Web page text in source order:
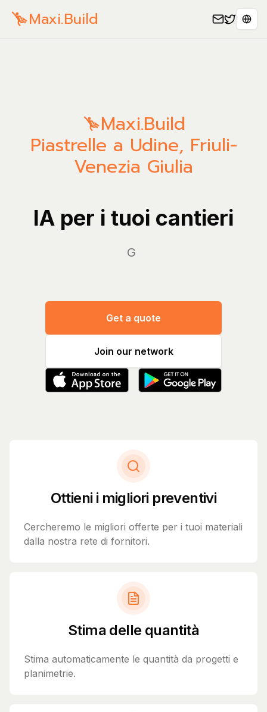
Maxi.Build
Maxi.Build
Piastrelle a Udine, Friuli-
Venezia Giulia
IA per i tuoi cantieri
Gestisc
Get a quote
Join our network
Ottieni i migliori preventivi
Cercheremo le migliori offerte per i tuoi materiali
dalla nostra rete di fornitori.
Stima delle quantità
Stima automaticamente le quantità da progetti e
planimetrie.